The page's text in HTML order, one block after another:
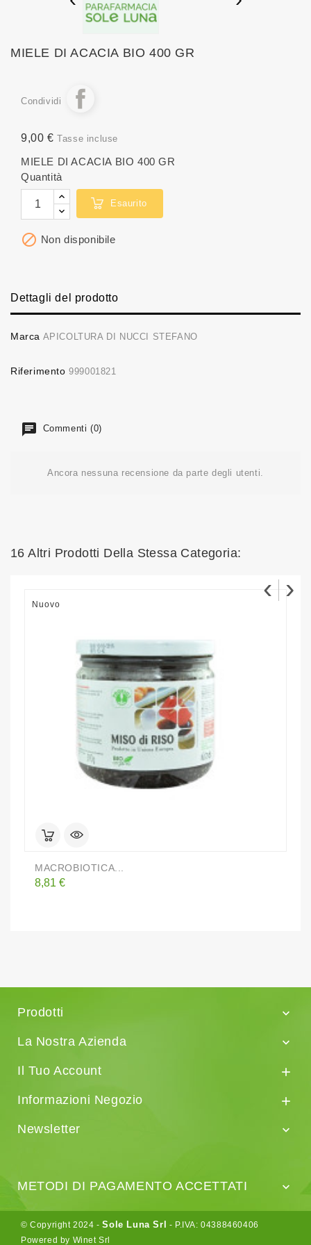
MIELE DI ACACIA BIO 400 GR
Condividi
9,00 € Tasse incluse
MIELE DI ACACIA BIO 400 GR
Quantità
Esaurito
 Non disponibile
Dettagli del prodotto
Marca APICOLTURA DI NUCCI STEFANO
Riferimento 999001821
Commenti (0)
Ancora nessuna recensione da parte degli utenti.
16 Altri Prodotti Della Stessa Categoria:
Nuovo
MACROBIOTICA...
Prezzo
8,81 €
‹ ›
Prodotti

La Nostra Azienda

Il Tuo Account

Informazioni Negozio

Newsletter

METODI DI PAGAMENTO ACCETTATI 
© Copyright 2024 -Sole Luna Srl
- P.IVA: 04388460406
Powered by Winet Srl